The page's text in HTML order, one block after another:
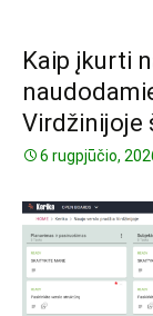
Kaip įkurti
Virdžinijoje
6 rugpjūčio,